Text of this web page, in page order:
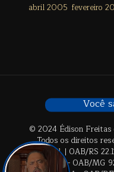
abril 2005 fevereiro
© 2024 Édison Freitas
Todos os direitos
Digital. | OAB/RS
28.659-A - OAB/MG
Você